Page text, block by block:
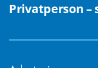
Privatperson –